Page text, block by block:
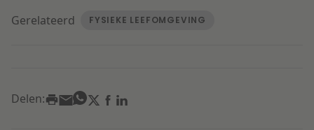
Gerelateerd FYSIEKE LEEFOMGEVING
Delen: